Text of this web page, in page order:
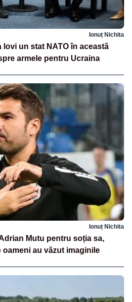
Ionuț Nichita
lovi un stat NATO în această
armele pentru Ucraina
Ionuț Nichita
Mutu pentru soția sa,
oameni au văzut imaginile